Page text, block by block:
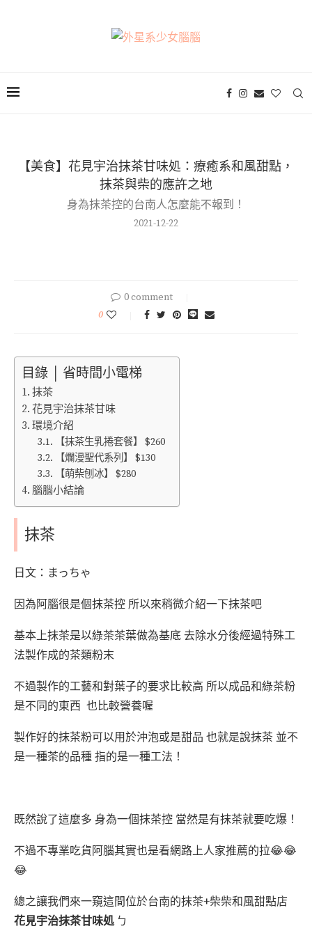
【美食】花見宇治抹茶甘味処：療癒系和風甜點，
抹茶與柴的應許之地
身為抹茶控的台南人怎麼能不報到！
2021-12-22
0 comment
0
目錄 │ 省時間小電梯
抹茶
花見宇治抹茶甘味
環境介紹
【抹茶生乳捲套餐】 $260
【爛漫聖代系列】 $130
【萌柴刨冰】 $280
腦腦小結論
抹茶
日文：まっちゃ
因為阿腦很是個抹茶控 所以來稍微介紹一下抹茶吧
基本上抹茶是以綠茶茶葉做為基底 去除水分後經過特殊工
法製作成的茶類粉末
不過製作的工藝和對葉子的要求比較高 所以成品和綠茶粉
是不同的東西 也比較營養喔
製作好的抹茶粉可以用於沖泡或是甜品 也就是說抹茶 並不
是一種茶的品種 指的是一種工法！
既然說了這麼多 身為一個抹茶控 當然是有抹茶就要吃爆！
不過不專業吃貨阿腦其實也是看網路上人家推薦的拉😂😂
😂
總之讓我們來一窺這間位於台南的抹茶+柴柴和風甜點店
花見宇治抹茶甘味処 ㄅ